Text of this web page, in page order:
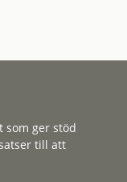
som ger stöd
till att